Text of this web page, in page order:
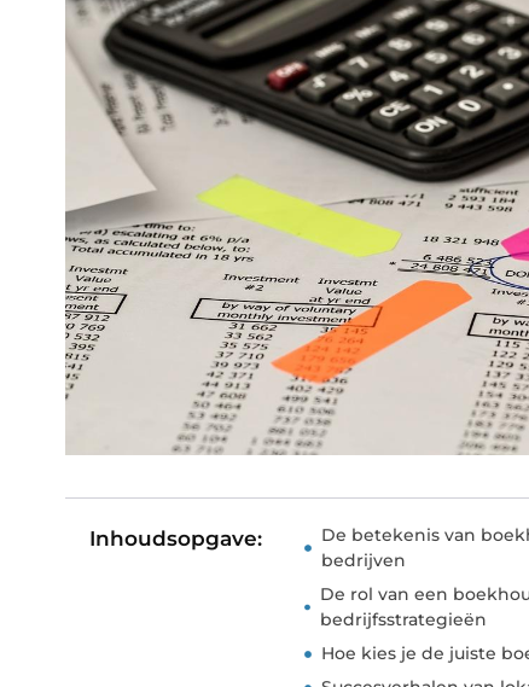
Inhoudsopgave:
De betekenis van
bedrijven
De rol van een
bedrijfsstrategieën
Hoe kies je de juiste